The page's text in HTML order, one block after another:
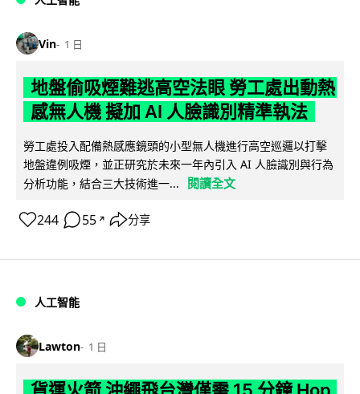
Vin 1 日
地盤偷吸煙難逃高空法眼 勞工處出動熱
感無人機 擬加 AI 人臉識別精準執法
勞工處投入配備熱感應鏡頭的小型無人機進行高空巡邏以打擊
地盤違例吸煙，並正研究於未來一年內引入 AI 人臉識別與行為
分析功能，結合三大技術進一...
閱讀全文
244 55 ↗ 分享
人工智能
Lawton 1 日